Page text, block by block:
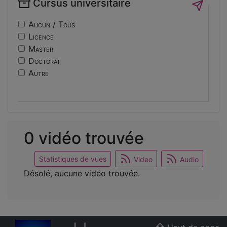
0 vidéo trouvée
Statistiques de vues Video Audio
Désolé, aucune vidéo trouvée.
Sécurité
Sociologie
if14
ri
usinage
edc
engineering
ev14
osticket
Cursus universitaire
Aucun / Tous
Licence
Master
Doctorat
Autre